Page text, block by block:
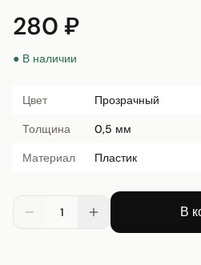
280 ₽
● В наличии
Цвет
Прозрачный
Толщина
0,5 мм
Материал
Пластик
1 В